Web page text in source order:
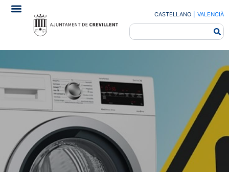
CASTELLANO VALENCIÀ